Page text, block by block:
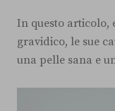
In questo articolo,
gravidico, le sue
una pelle sana e